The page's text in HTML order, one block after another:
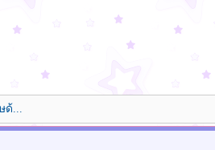
ด้...